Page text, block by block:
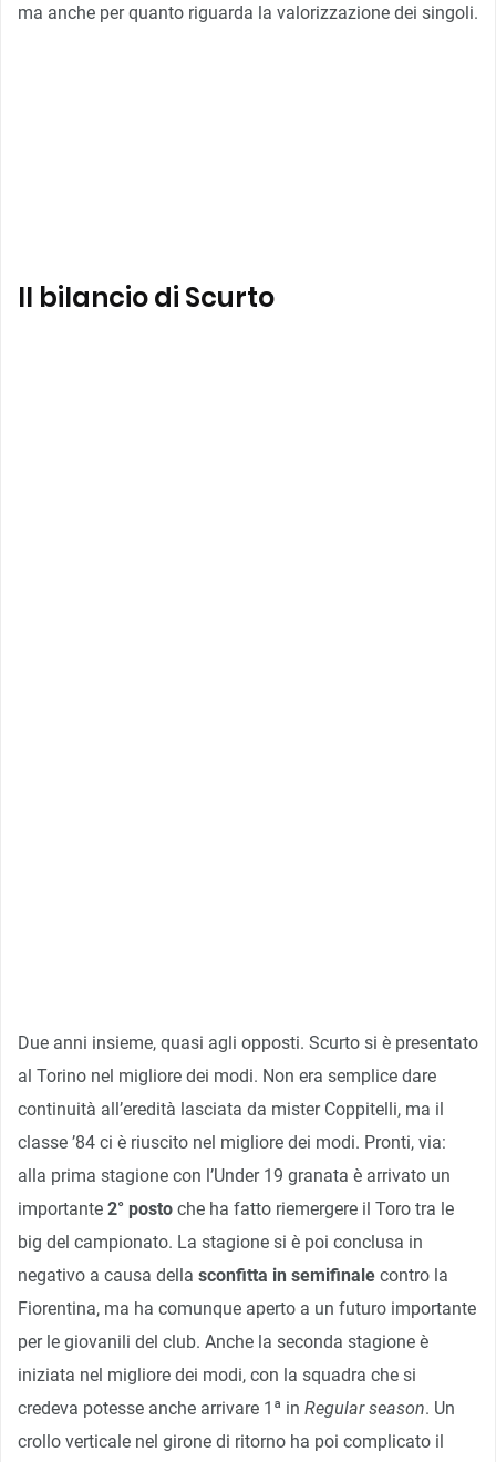
ma anche per quanto riguarda la valorizzazione dei singoli.
Il bilancio di Scurto
Due anni insieme, quasi agli opposti. Scurto si è presentato
al Torino nel migliore dei modi. Non era semplice dare
continuità all’eredità lasciata da mister Coppitelli, ma il
classe ’84 ci è riuscito nel migliore dei modi. Pronti, via:
alla prima stagione con l’Under 19 granata è arrivato un
importante 2° posto che ha fatto riemergere il Toro tra le
big del campionato. La stagione si è poi conclusa in
negativo a causa della sconfitta in semifinale contro la
Fiorentina, ma ha comunque aperto a un futuro importante
per le giovanili del club. Anche la seconda stagione è
iniziata nel migliore dei modi, con la squadra che si
credeva potesse anche arrivare 1ª in Regular season. Un
crollo verticale nel girone di ritorno ha poi complicato il